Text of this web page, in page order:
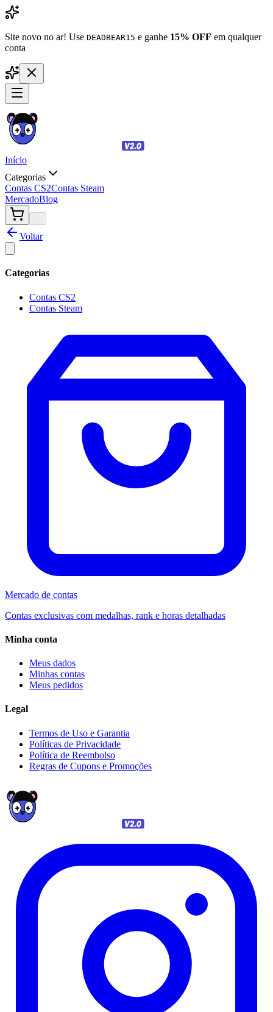
Site novo no ar! Use DEADBEAR15 e ganhe 15% OFF em qualquer
conta
Início
Categorias
Contas CS2Contas Steam
MercadoBlog
...
Voltar
Categorias
Contas CS2
Contas Steam
Mercado de contas
Contas exclusivas com medalhas, rank e horas detalhadas
Minha conta
Meus dados
Minhas contas
Meus pedidos
Legal
Termos de Uso e Garantia
Políticas de Privacidade
Política de Reembolso
Regras de Cupons e Promoções